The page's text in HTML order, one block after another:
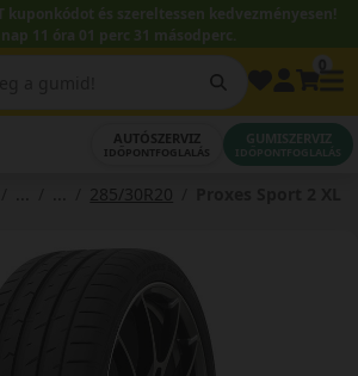
kuponkódot és szereltessen kedvezményesen!
11 óra 01 perc 30 másodperc.
AUTÓSZERVIZ
IDŐPONTFOGLALÁS
GUMISZERVIZ
IDŐPONTFOGLALÁS
285/30R20